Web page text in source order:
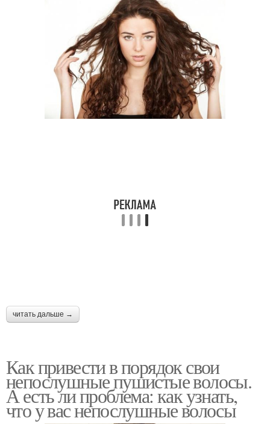
Стрижка для кудрявых
волос
Волосы для вьющихся
волос
Стрижки для вьющихся
волос
Лица с короткими
волосами
читать дальше →
Как привести в порядок свои
непослушные пушистые волосы.
А есть ли проблема: как узнать,
что у вас непослушные волосы